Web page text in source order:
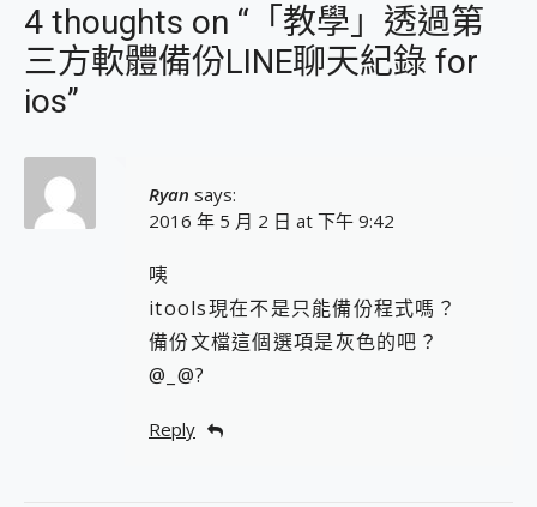
4 thoughts on “「教學」透過第
三方軟體備份LINE聊天紀錄 for
ios”
Ryan says:
2016 年 5 月 2 日 at 下午 9:42
咦
itools現在不是只能備份程式嗎？
備份文檔這個選項是灰色的吧？
@_@?
Reply